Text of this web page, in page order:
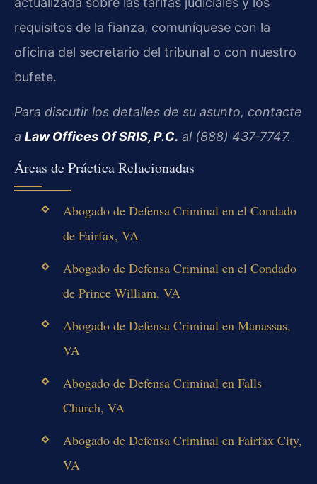
requisitos de la fianza, comuníquese con la
oficina del secretario del tribunal o con nuestro
bufete.
Para discutir los detalles de su asunto, contacte
a Law Offices Of SRIS, P.C. al (888) 437‑7747.
Áreas de Práctica Relacionadas
Abogado de Defensa Criminal en el Condado
de Fairfax, VA
Abogado de Defensa Criminal en el Condado
de Prince William, VA
Abogado de Defensa Criminal en Manassas,
VA
Abogado de Defensa Criminal en Falls
Church, VA
Abogado de Defensa Criminal en Fairfax City,
VA